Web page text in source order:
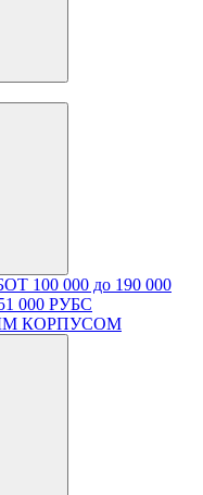
ОТ 100 000 до 190 000
000 РУБС
КОРПУСОМ